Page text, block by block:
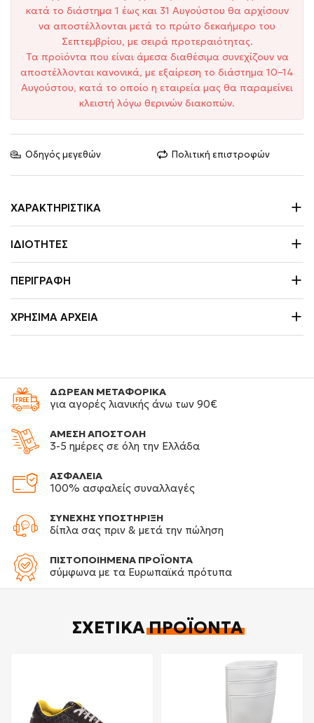
κατά το διάστημα 1 έως και 31 Αυγούστου θα αρχίσουν
να αποστέλλονται μετά το πρώτο δεκαήμερο του
Σεπτεμβρίου, με σειρά προτεραιότητας.
Τα προϊόντα που είναι άμεσα διαθέσιμα συνεχίζουν να
αποστέλλονται κανονικά, με εξαίρεση το διάστημα 10–14
Αυγούστου, κατά το οποίο η εταιρεία μας θα παραμείνει
κλειστή λόγω θερινών διακοπών.
Οδηγός μεγεθών Πολιτική επιστροφών
ΧΑΡΑΚΤΗΡΙΣΤΙΚΆ
ΙΔΙΌΤΗΤΕΣ
ΠΕΡΙΓΡΑΦΉ
ΧΡΉΣΙΜΑ ΑΡΧΕΊΑ
ΔΩΡΕΑΝ ΜΕΤΑΦΟΡΙΚΑ
για αγορές λιανικής άνω των 90€
ΑΜΕΣΗ ΑΠΟΣΤΟΛΗ
3-5 ημέρες σε όλη την Ελλάδα
ΑΣΦΑΛΕΙΑ
100% ασφαλείς συναλλαγές
ΣΥΝΕΧΗΣ ΥΠΟΣΤΗΡΙΞΗ
δίπλα σας πριν & μετά την πώληση
ΠΙΣΤΟΠΟΙΗΜΕΝΑ ΠΡΟΪΟΝΤΑ
σύμφωνα με τα Ευρωπαϊκά πρότυπα
ΣΧΕΤΙΚΆΠΡΟΪΌΝΤΑ